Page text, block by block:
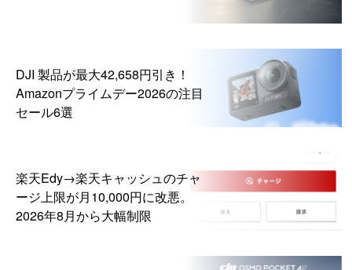
DJI 製品が最大42,658円引き！
Amazonプライムデー2026の注目
セール6選
楽天Edy→楽天キャッシュのチャ
ージ上限が月10,000円に改悪。
2026年8月から大幅制限